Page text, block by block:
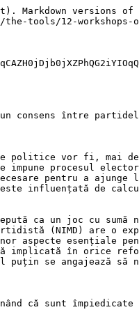
versions of
tools/12-
consens între
vor fi, mai
procesul
pentru a
influențată de
ca un joc cu
(NIMD) are o
aspecte esențiale
implicată în orice
se angajează să
că sunt